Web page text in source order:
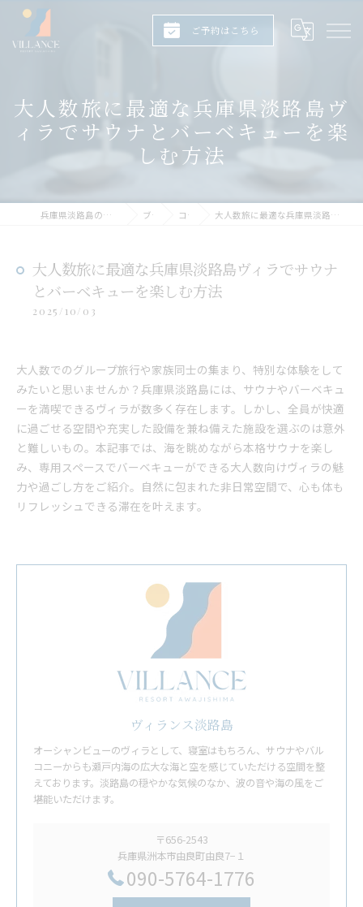
ご予約はこちら
大人数旅に最適な兵庫県淡路島ヴ
ィラでサウナとバーベキューを楽
しむ方法
兵庫県淡路島のヴィラならヴィランス淡路島 ブログ コラム 大人数旅に最適な兵庫県淡路島ヴィラでサウナとバーベキューを楽しむ方法
大人数旅に最適な兵庫県淡路島ヴィラでサウナ
とバーベキューを楽しむ方法
2025/10/03
大人数でのグループ旅行や家族同士の集まり、特別な体験をして
みたいと思いませんか？兵庫県淡路島には、サウナやバーベキュ
ーを満喫できるヴィラが数多く存在します。しかし、全員が快適
に過ごせる空間や充実した設備を兼ね備えた施設を選ぶのは意外
と難しいもの。本記事では、海を眺めながら本格サウナを楽し
み、専用スペースでバーベキューができる大人数向けヴィラの魅
力や過ごし方をご紹介。自然に包まれた非日常空間で、心も体も
リフレッシュできる滞在を叶えます。
ヴィランス淡路島
オーシャンビューのヴィラとして、寝室はもちろん、サウナやバル
コニーからも瀬戸内海の広大な海と空を感じていただける空間を整
えております。淡路島の穏やかな気候のなか、波の音や海の風をご
堪能いただけます。
〒656-2543
兵庫県洲本市由良町由良7−１
​090-5764-1776